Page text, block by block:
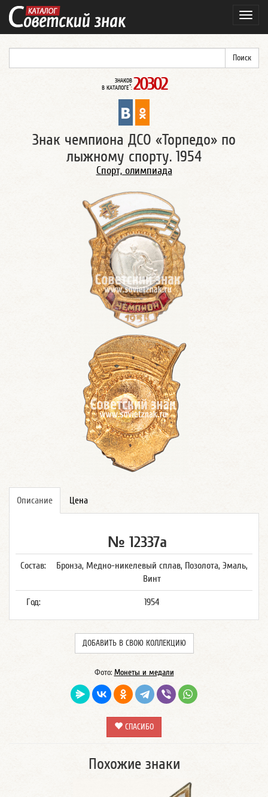
ЗНАКОВ
В КАТАЛОГЕ*: 20302
Знак чемпиона ДСО «Торпедо» по
лыжному спорту. 1954
Спорт, олимпиада
Описание Цена
№ 12337а
Состав:
Бронза, Медно-никелевый сплав, Позолота, Эмаль,
Винт
Год: 1954
ДОБАВИТЬ В СВОЮ КОЛЛЕКЦИЮ
Фото: Монеты и медали
СПАСИБО
Похожие знаки